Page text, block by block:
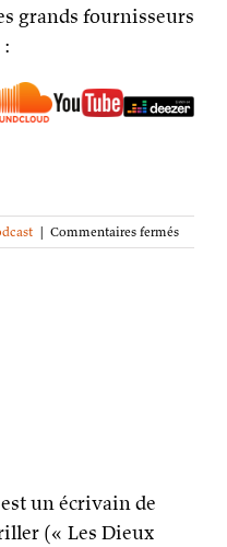
grands fournisseurs
| Commentaires ferméssur
un écrivain de
(« Les Dieux